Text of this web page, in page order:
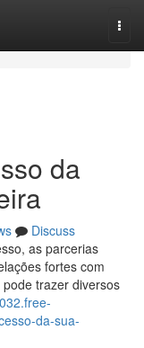
da
Discuss
as parcerias
fortes com
trazer diversos
da-sua-